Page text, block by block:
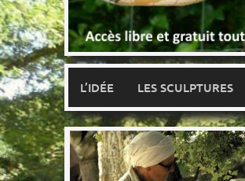
L’IDÉE LES SCULPTURES